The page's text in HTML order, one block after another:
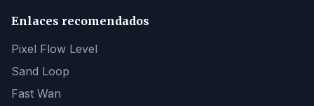
Enlaces recomendados
Pixel Flow Level
Sand Loop
Fast Wan